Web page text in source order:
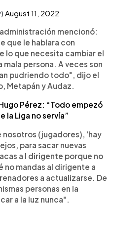
August 11, 2022
mencionó:
que le hablara con
lo que necesita cambiar el
persona. A veces son
pudriendo todo", dijo el
Metapán y Audaz.
Pérez: “Todo empezó
la Liga no servía”
(jugadores), 'hay
para sacar nuevas
a l dirigente porque no
no mandas al dirigente a
a actualizarse. De
personas en la
a la luz nunca".